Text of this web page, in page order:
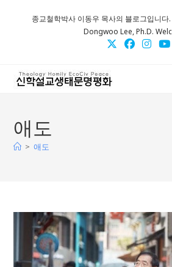
종교철학박사 이동우 목사의 블로그입니다
Dongwoo Lee, Ph.D.
애도
> 애도